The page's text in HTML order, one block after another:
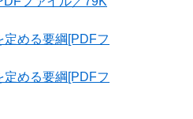
める要綱[PDFフ
める要綱[PDFフ